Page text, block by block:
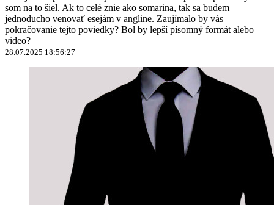
som na to šiel. Ak to celé znie ako somarina, tak sa budem
jednoducho venovať esejám v angline. Zaujímalo by vás
pokračovanie tejto poviedky? Bol by lepší písomný formát alebo
video?
28.07.2025 18:56:27